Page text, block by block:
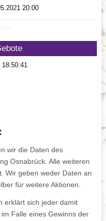
20:00
18:50:41
wir die Daten des
Osnabrück. Alle weiteren
Wir geben weder Daten an
für weitere Aktionen.
erklärt sich jeder damit
Falle eines Gewinns der